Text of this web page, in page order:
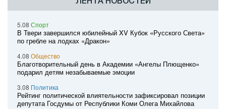
5.08 Спорт
В Твери завершился юбилейный XV Кубок «Русского Света»
по гребле на лодках «Дракон»
4.08 Общество
Благотворительный день в Академии «Ангелы Плющенко»
подарил детям незабываемые эмоции
3.08 Политика
Рейтинг политической влиятельности зафиксировал позиции
депутата Госдумы от Республики Коми Олега Михайлова